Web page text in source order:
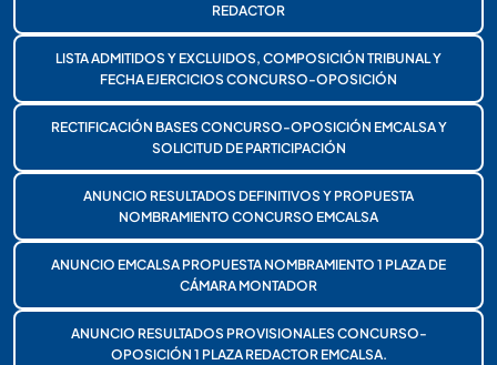
REDACTOR
LISTA ADMITIDOS Y EXCLUIDOS, COMPOSICIÓN TRIBUNAL Y
FECHA EJERCICIOS CONCURSO-OPOSICIÓN
RECTIFICACIÓN BASES CONCURSO-OPOSICIÓN EMCALSA Y
SOLICITUD DE PARTICIPACIÓN
ANUNCIO RESULTADOS DEFINITIVOS Y PROPUESTA
NOMBRAMIENTO CONCURSO EMCALSA
ANUNCIO EMCALSA PROPUESTA NOMBRAMIENTO 1 PLAZA DE
CÁMARA MONTADOR
ANUNCIO RESULTADOS PROVISIONALES CONCURSO-
OPOSICIÓN 1 PLAZA REDACTOR EMCALSA.